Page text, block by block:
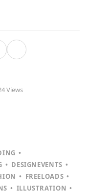
Views
DESIGNEVENTS
FREELOADS
ILLUSTRATION